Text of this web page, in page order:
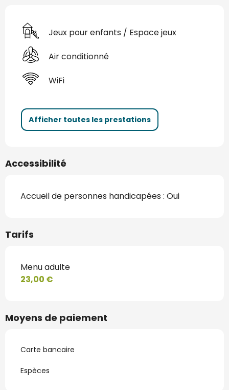
Jeux pour enfants / Espace jeux
Air conditionné
WiFi
Afficher toutes les prestations
Accessibilité
Accueil de personnes handicapées : Oui
Tarifs
Menu adulte
23,00 €
Moyens de paiement
Carte bancaire
Espèces